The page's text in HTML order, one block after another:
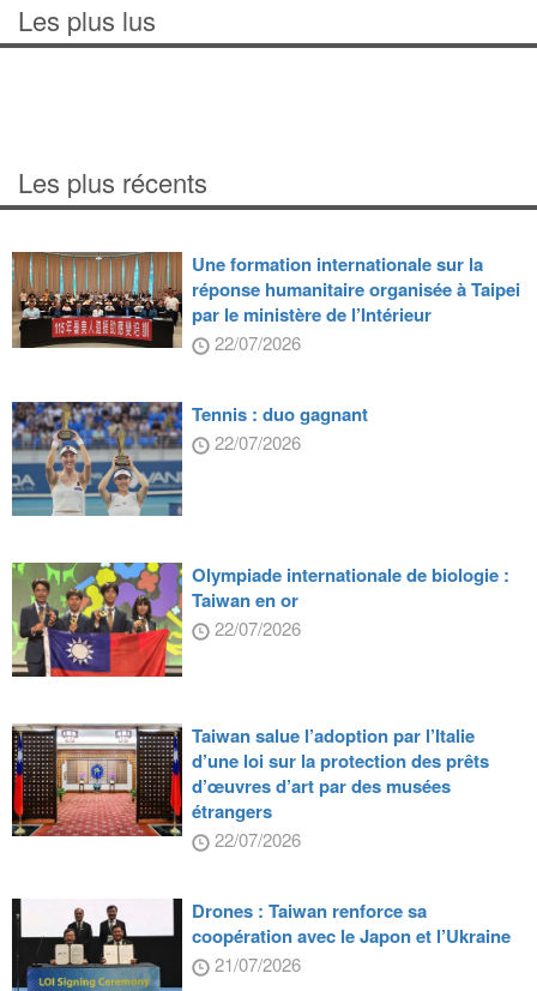
Les plus lus
Les plus récents
Une formation internationale sur la
réponse humanitaire organisée à Taipei
par le ministère de l’Intérieur
22/07/2026
Tennis : duo gagnant
22/07/2026
Olympiade internationale de biologie :
Taiwan en or
22/07/2026
Taiwan salue l’adoption par l’Italie
d’une loi sur la protection des prêts
d’œuvres d’art par des musées
étrangers
22/07/2026
Drones : Taiwan renforce sa
coopération avec le Japon et l’Ukraine
21/07/2026